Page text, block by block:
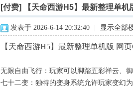
[付费] 【天命西游H5】最新整理单
发表于 2026-6-14 20:32:40 显示全部
【天命西游H5】最新整理单机版 网
无限自由飞行：玩家可以脚踏五彩祥云、
七十二变：独特的变身系统允许玩家变幻